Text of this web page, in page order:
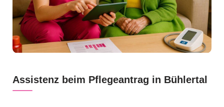
Assistenz beim Pflegeantrag in Bühlertal